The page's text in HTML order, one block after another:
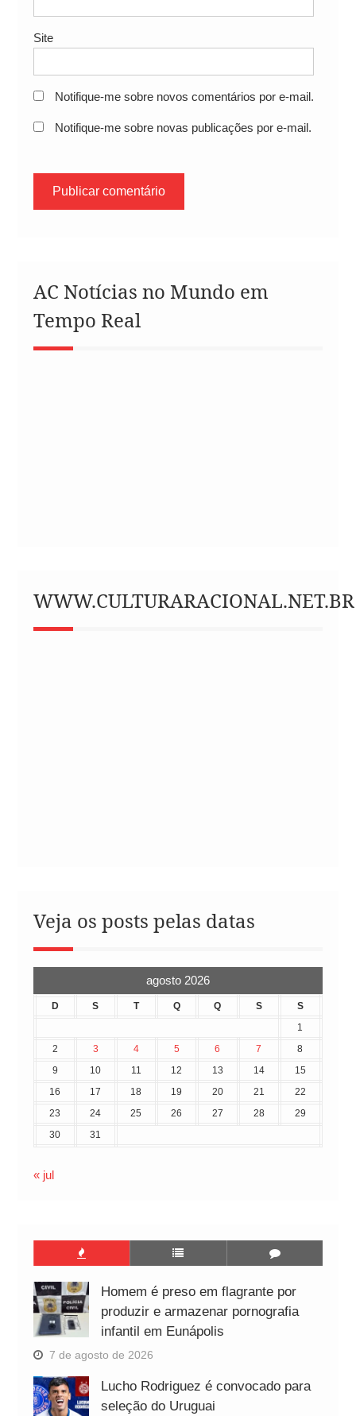
Site
Notifique-me sobre novos comentários por e-mail.
Notifique-me sobre novas publicações por e-mail.
AC Notícias no Mundo em
Tempo Real
WWW.CULTURARACIONAL.NET.BR
Veja os posts pelas datas
agosto 2026
D S T Q Q S
S
1
2
3 4 5 6 7
8
9
10 11 12 13 14
15
16
17 18 19 20 21
22
23
24 25 26 27 28
29
30
31
« jul
Homem é preso em flagrante por
produzir e armazenar pornografia
infantil em Eunápolis
7 de agosto de 2026
Lucho Rodriguez é convocado para
seleção do Uruguai